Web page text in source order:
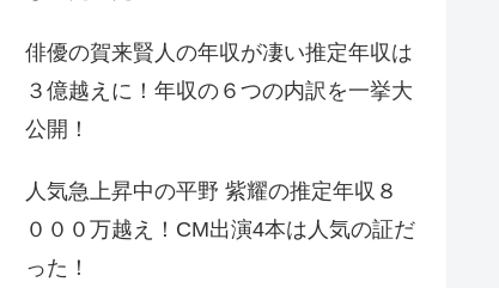
俳優の賀来賢人の年収が凄い推定年収は
３億越えに！年収の６つの内訳を一挙大
公開！
人気急上昇中の平野 紫耀の推定年収８
０００万越え！CM出演4本は人気の証だ
った！